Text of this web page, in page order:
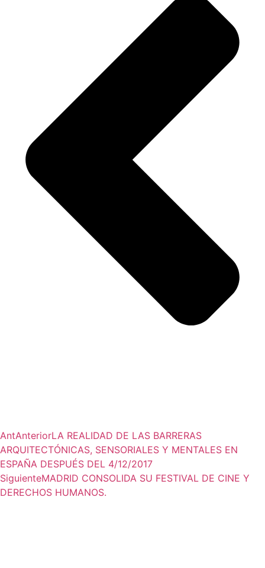
AntAnteriorLA REALIDAD DE LAS BARRERAS
ARQUITECTÓNICAS, SENSORIALES Y MENTALES EN
ESPAÑA DESPUÉS DEL 4/12/2017
SiguienteMADRID CONSOLIDA SU FESTIVAL DE CINE Y
DERECHOS HUMANOS.